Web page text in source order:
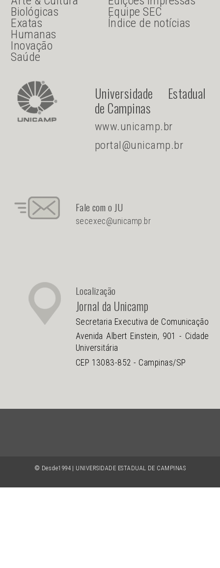
© Desde1994 | UNIVERSIDADE ESTADUAL DE CAMPINAS
Biológicas
Exatas
Humanas
Inovação
Saúde
Equipe SEC
Índice de notícias
Universidade Estadual
de Campinas
www.unicamp.br
portal@unicamp.br
Fale com o JU
secexec@unicamp.br
Localização
Jornal da Unicamp
Secretaria Executiva de Comunicação
Avenida Albert Einstein, 901 - Cidade
Universitária
CEP 13083-852 - Campinas/SP